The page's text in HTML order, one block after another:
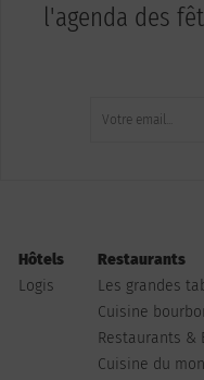
l'agenda des
Hôtels
Logis
Restaurants
Les grandes
Cuisine
Restaurants &
Cuisine du